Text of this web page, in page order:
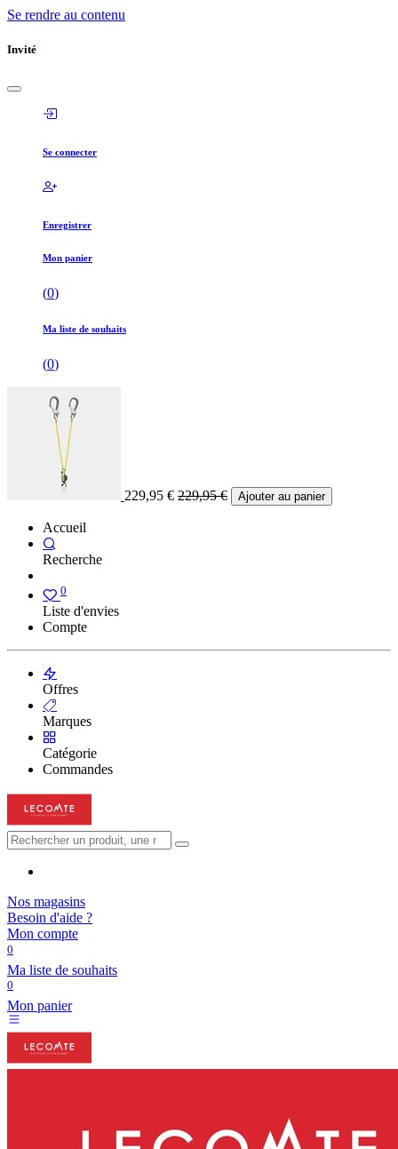
Se rendre au contenu
Invité
Se connecter
Enregistrer
Mon panier
(0)
Ma liste de souhaits
(0)
229,95 € 229,95€ Ajouter au panier
Accueil
Recherche
0
Liste d'envies
Compte
Offres
Marques
Catégorie
Commandes
Nos magasins
Besoin d'aide ?
Mon compte
0
Ma liste de souhaits
0
Mon panier